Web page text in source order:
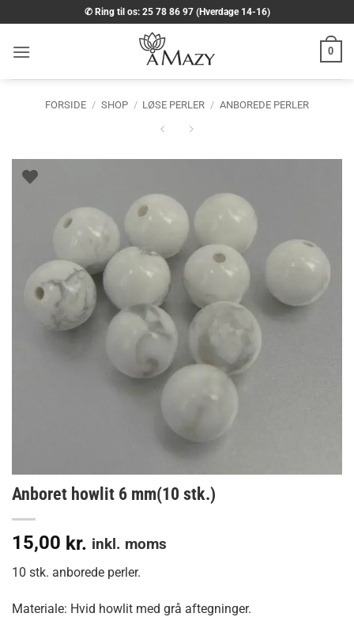
til
indhold
✆ Ring til os: 25 78 86 97 (Hverdage 14-16)
0
FORSIDE / SHOP / LØSE PERLER / ANBOREDE PERLER
Anboret howlit 6 mm(10 stk.)
15,00 kr. inkl. moms
10 stk. anborede perler.
Materiale: Hvid howlit med grå aftegninger.